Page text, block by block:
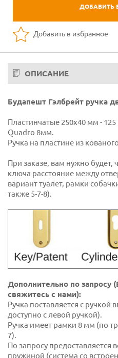
ДОБАВИТЬ
Добавить в избранное
ОПИСАНИЕ
Будапешт Гэлбрейт ручка
Пластинчатые 250x40 мм -
Quadro 8мм.
Ручка на пластине из
При заказе, вам нужно будет,
ключа расстояние между
вариант туалет, рамки
также 5-7-8).
Дополнительно по запросу
свяжитесь с нами):
Ручка поставляется с
доступно с левой ручкой).
Ручка имеет рамки 8 мм (по
7).
По запросу предоставляется
пружиной (система со